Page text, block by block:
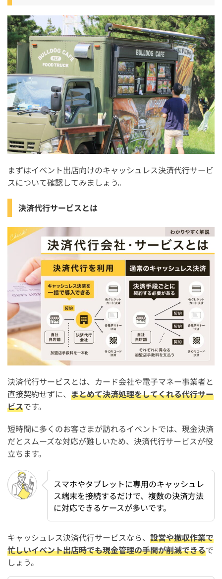
楽天ペイカードリーダー
PayCAS Mobile
USEN PAY
イベント出店におすすめのカード決済代行サービスの総
費用シミュレーション
イベント出店向けのカード決済代行サービスの選び方
1. 手数料・固定費で選ぶ
2. 持ち運びのしやすさで選ぶ
3. キャッシュレス決済の種類で選ぶ
4. 入金サイクルで選ぶ
イベント出店でカード決済・キャッシュレス決済を導入
イベント出店でカード決済を導入するメリット
イベント出店でカード決済を導入するデメリット
イベント出店向けのカード決済代行サービスの使い方・
手順
イベント出店向けのカード決済代行サービスを導入する
際の注意点
イベント出店におすすめのカード決済代行サービスに関
するよくある質問
ンタルできる？
事前決済にも対応しているイベント向けのカード決済代行
1日だけ・短期間のイベント出店でもキャッシュレス決済
を導入できる？
イベント出店でPayPay決済を導入する際の手順は？
まとめ：イベント出店のカード決済におすすめの決済代
行サービス10選【レンタルできる？】
まずはイベント出店向けのキャッシュレス決済代行サービ
スについて確認してみましょう。
決済代行サービスとは
決済代行サービスとは、カード会社や電子マネー事業者と
直接契約せずに、 まとめて決済処理をしてくれる代行サー
ビスです。
短時間に多くのお客さまが訪れるイベントでは、現金決済
だとスムーズな対応が難しいため、決済代行サービスが役
立ちます。
スマホやタブレットに専用のキャッシュレ
ス端末を接続するだけで、複数の決済方法
に対応できるケースが多いです。
キャッシュレス決済代行サービスなら、 設営や撤収作業で
忙しいイベント出店時でも現金管理の手間が削減できるで
しょう。